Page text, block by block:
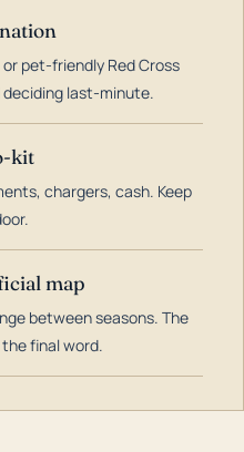
pet-friendly Red Cross
deciding last-minute.
kit
chargers, cash. Keep
map
between seasons. The
final word.